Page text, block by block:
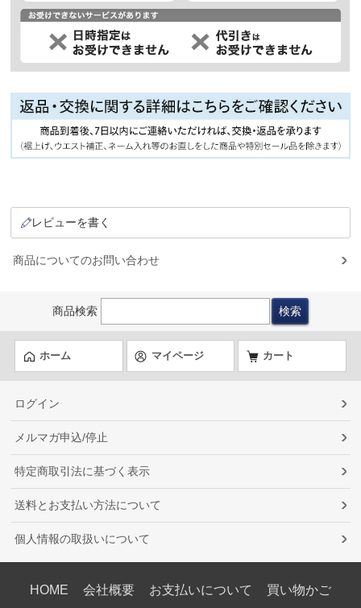
レビューを書く
商品についてのお問い合わせ
商品検索
ホーム マイページ カート
ログイン
メルマガ申込/停止
特定商取引法に基づく表示
送料とお支払い方法について
個人情報の取扱いについて
HOME 会社概要 お支払いについて 買い物かご